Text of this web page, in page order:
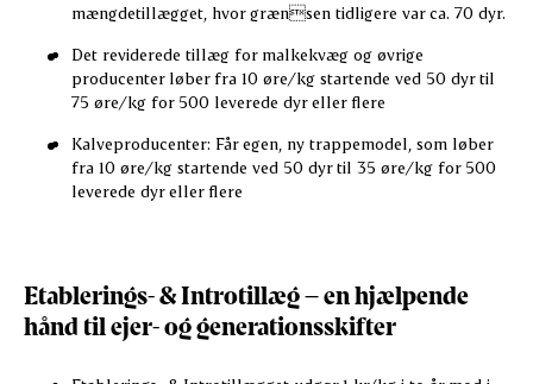
mængdetillægget, hvor grænsen tidligere var ca. 70 dyr.
Det reviderede tillæg for malkekvæg og øvrige
producenter løber fra 10 øre/kg startende ved 50 dyr til
75 øre/kg for 500 leverede dyr eller flere
Kalveproducenter: Får egen, ny trappemodel, som løber
fra 10 øre/kg startende ved 50 dyr til 35 øre/kg for 500
leverede dyr eller flere
Etablerings- & Introtillæg – en hjælpende
hånd til ejer- og generationsskifter